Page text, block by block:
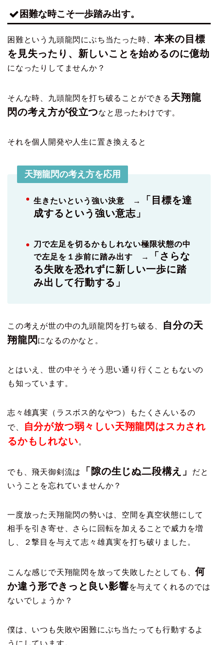
困難な時こそ一歩踏み出す。
困難という九頭龍閃にぶち当たった時、本来の目標
を見失ったり、新しいことを始めるのに億劫
になったりしてませんか？
そんな時、九頭龍閃を打ち破ることができる 天翔龍
閃の考え方が役立つなと思ったわけです。
それを個人開発や人生に置き換えると
天翔龍閃の考え方を応用
生きたいという強い決意 →
「目標を達
成するという強い意志」
刀で左足を切るかもしれない極限状態の中
で左足を１歩前に踏み出す →
「さらな
る失敗を恐れずに新しい一歩に踏
み出して行動する」
この考えが世の中の九頭龍閃を打ち破る、
自分の天
翔龍閃 になるのかなと。
とはいえ、世の中そうそう思い通り行くこともないの
も知っています。
志々雄真実（ラスボス的なやつ）もたくさんいるの
で、
自分が放つ弱々しい天翔龍閃はスカされ
るかもしれない。
でも、飛天御剣流は 「隙の生じぬ二段構え」
だと
いうことを忘れていませんか？
一度放った天翔龍閃の勢いは、空間を真空状態にして
相手を引き寄せ、さらに回転を加えることで威力を増
し、２撃目を与えて志々雄真実を打ち破りました。
こんな感じで天翔龍閃を放って失敗したとしても、何
か違う形できっと良い影響を与えてくれるのでは
ないでしょうか？
僕は、いつも失敗や困難にぶち当たっても行動するよ